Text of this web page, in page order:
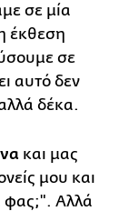
σε μία
έκθεση
σε
αυτό δεν
δέκα.
και μας
μου και
φας;". Αλλά